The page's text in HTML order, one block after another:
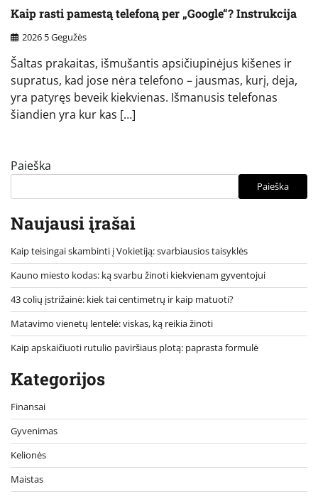
Kaip rasti pamestą telefoną per „Google“? Instrukcija
2026 5 Gegužės
Šaltas prakaitas, išmušantis apsičiupinėjus kišenes ir
supratus, kad jose nėra telefono – jausmas, kurį, deja,
yra patyręs beveik kiekvienas. Išmanusis telefonas
šiandien yra kur kas […]
Paieška
Paieška
Naujausi įrašai
Kaip teisingai skambinti į Vokietiją: svarbiausios taisyklės
Kauno miesto kodas: ką svarbu žinoti kiekvienam gyventojui
43 colių įstrižainė: kiek tai centimetrų ir kaip matuoti?
Matavimo vienetų lentelė: viskas, ką reikia žinoti
Kaip apskaičiuoti rutulio paviršiaus plotą: paprasta formulė
Kategorijos
Finansai
Gyvenimas
Kelionės
Maistas